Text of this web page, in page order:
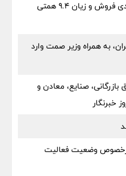
سایپا زیر تیغ اعداد؛ افت ۲۵ درصدی فروش و زیان ۹.۴ همتی
به همراه وزیر صمت وارد
صنایع، معادن و
درخصوص وضعیت فعالیت